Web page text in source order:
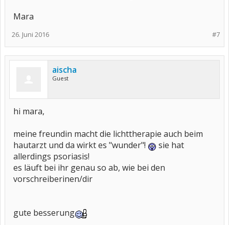
Mara
#7
26. Juni 2016
aischa
Guest
hi mara,
meine freundin macht die lichttherapie auch beim
hautarzt und da wirkt es "wunder"!
sie hat
allerdings psoriasis!
es läuft bei ihr genau so ab, wie bei den
vorschreiberinen/dir
gute besserung